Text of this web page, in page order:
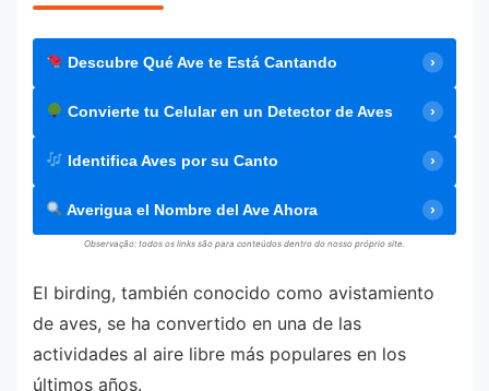
Descubre Qué Ave te Está Cantando
Convierte tu Celular en un Detector de Aves
Identifica Aves por su Canto
Averigua el Nombre del Ave Ahora
Observação: todos os links são para conteúdos dentro do nosso próprio site.
El birding, también conocido como avistamiento
de aves, se ha convertido en una de las
actividades al aire libre más populares en los
últimos años.